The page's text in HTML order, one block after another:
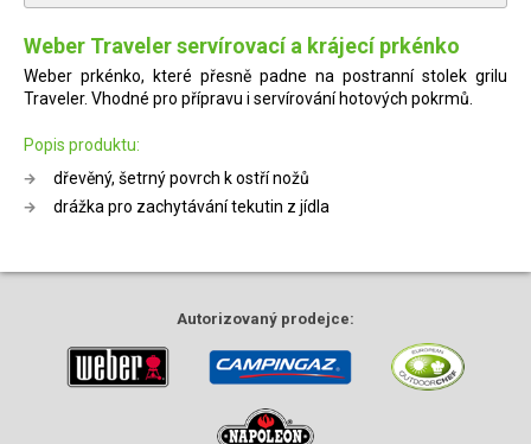
Weber Traveler servírovací a krájecí prkénko
Weber prkénko, které přesně padne na postranní stolek grilu
Traveler. Vhodné pro přípravu i servírování hotových pokrmů.
Popis produktu:
dřevěný, šetrný povrch k ostří nožů
drážka pro zachytávání tekutin z jídla
Autorizovaný prodejce: